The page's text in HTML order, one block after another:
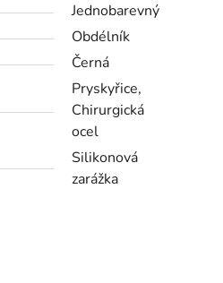
Jednobarevný
Obdélník
Černá
Pryskyřice,
Chirurgická
ocel
Silikonová
zarážka